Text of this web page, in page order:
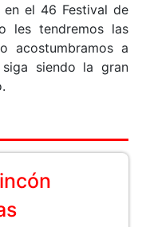
el 46 Festival de
les tendremos las
acostumbramos a
siendo la gran